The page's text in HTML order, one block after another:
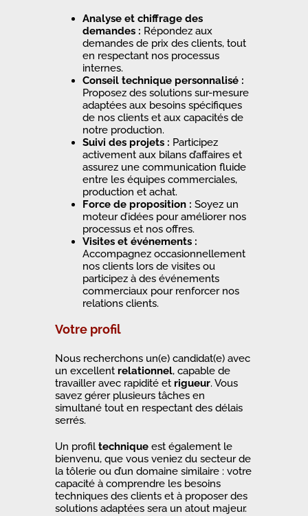
Analyse et chiffrage des
demandes : Répondez aux
demandes de prix des clients, tout
en respectant nos processus
internes.
Conseil technique personnalisé :
Proposez des solutions sur-mesure
adaptées aux besoins spécifiques
de nos clients et aux capacités de
notre production.
Suivi des projets : Participez
activement aux bilans d’affaires et
assurez une communication fluide
entre les équipes commerciales,
production et achat.
Force de proposition : Soyez un
moteur d’idées pour améliorer nos
processus et nos offres.
Visites et événements :
Accompagnez occasionnellement
nos clients lors de visites ou
participez à des événements
commerciaux pour renforcer nos
relations clients.
Votre profil
Nous recherchons un(e) candidat(e) avec
un excellent relationnel, capable de
travailler avec rapidité et rigueur. Vous
savez gérer plusieurs tâches en
simultané tout en respectant des délais
serrés.
Un profiltechnique est également le
bienvenu, que vous veniez du secteur de
la tôlerie ou d’un domaine similaire : votre
capacité à comprendre les besoins
techniques des clients et à proposer des
solutions adaptées sera un atout majeur.